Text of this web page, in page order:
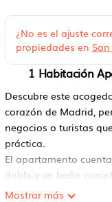
¿No es el ajuste
propiedades en
1 Habitación
Descubre este
corazón de Madrid,
negocios o turistas
práctica.
El apartamento
doble y un baño
personas. Dispone de
Mostrar más